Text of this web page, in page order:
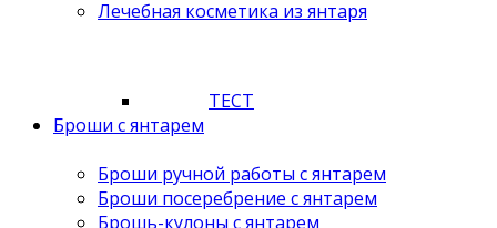
Лечебная косметика из янтаря
ТЕСТ
Броши с янтарем
Броши ручной работы с янтарем
Броши посеребрение с янтарем
Брошь-кулоны с янтарем